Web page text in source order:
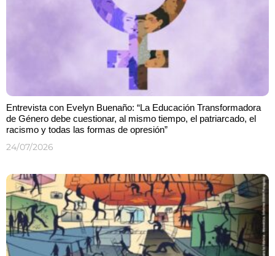
Entrevista con Evelyn Buenaño: “La Educación Transformadora
de Género debe cuestionar, al mismo tiempo, el patriarcado, el
racismo y todas las formas de opresión”
24/07/2026